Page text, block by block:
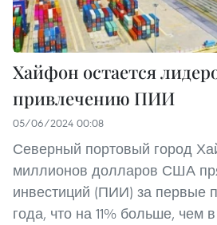
Хайфон остается
привлечению ПИИ
05/06/2024 00:08
Северный портовый город
миллионов долларов США
инвестиций (ПИИ) за первые
года, что на 11% больше, чем